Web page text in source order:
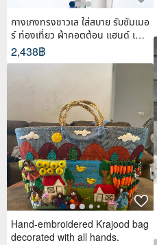
กางเกงทรงชาวเล ใส่สบาย รับซัมเมอ
ร์ ท่องเที่ยว ผ้าคอตต้อน แฮนด์ เพ้น
ท์
2,438฿
Hand-embroidered Krajood bag
decorated with all hands.